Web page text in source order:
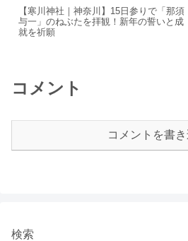
【寒川神社｜神奈川】15日参りで「那須
与一」のねぶたを拝観！新年の誓いと成
就を祈願
コメント
コメントを書
検索